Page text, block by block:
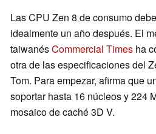
Las CPU Zen 8 de consumo
idealmente un año después. El
taiwanésCommercial Times ha
otra de las especificaciones del
Tom. Para empezar, afirma que
soportar hasta 16 núcleos y 224
mosaico de caché 3D V.